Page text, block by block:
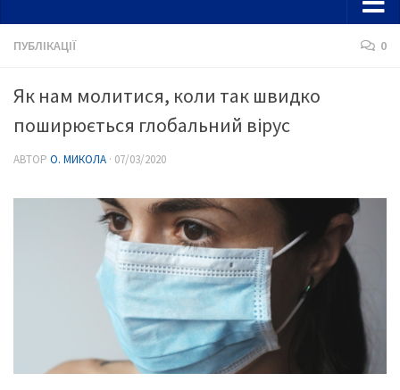
ПУБЛІКАЦІЇ 0
Як нам молитися, коли так швидко
поширюється глобальний вірус
АВТОР О. МИКОЛА · 07/03/2020